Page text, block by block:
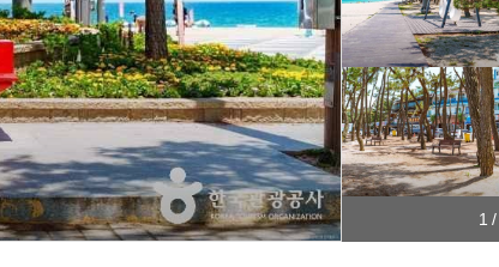
1 /